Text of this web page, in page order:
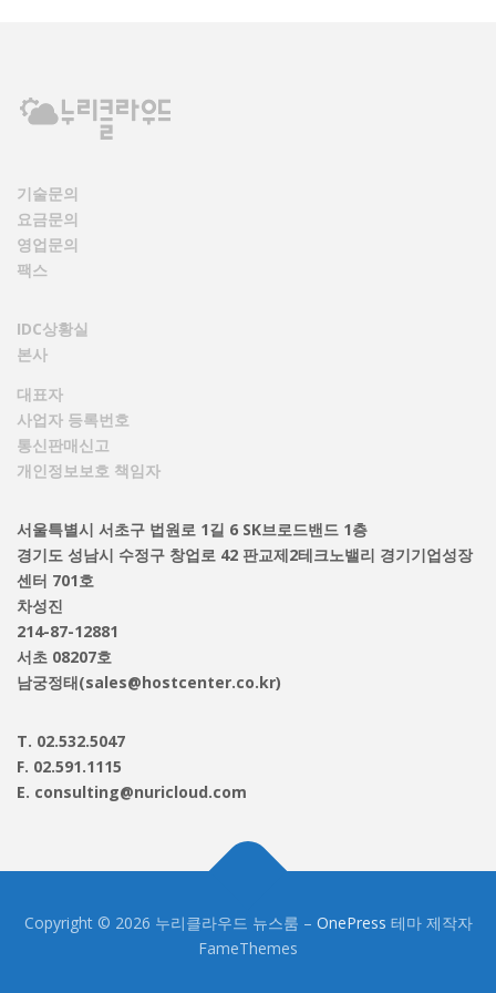
기술문의
요금문의
영업문의
팩스
IDC상황실
본사
대표자
사업자 등록번호
통신판매신고
개인정보보호 책임자
서울특별시 서초구 법원로 1길 6 SK브로드밴드 1층
경기도 성남시 수정구 창업로 42 판교제2테크노밸리 경기기업성장
센터 701호
차성진
214-87-12881
서초 08207호
남궁정태(sales@hostcenter.co.kr)
T. 02.532.5047
F. 02.591.1115
E. consulting@nuricloud.com
Copyright © 2026 누리클라우드 뉴스룸 – OnePress 테마 제작자
FameThemes